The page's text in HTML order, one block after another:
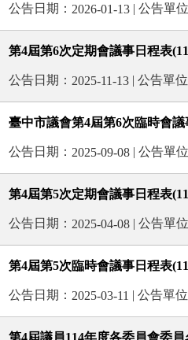
公告日期： 2026-01-13 | 公告單
第4屆第6次定期會議事日程表
公告日期： 2025-11-13 | 公告單
臺中市議會第4屆第6次臨時會
公告日期： 2025-09-08 | 公告單
第4屆第5次定期會議事日程表
公告日期： 2025-04-08 | 公告單
第4屆第5次臨時會議事日程表
公告日期： 2025-03-11 | 公告單